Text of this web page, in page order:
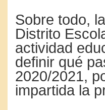
Sobre todo,
Distrito
actividad
definir qué
2020/2021,
impartida la